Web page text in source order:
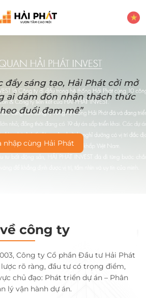
đẩy sáng tạo, Hải Phát cởi mở
ai dám đón nhận thách thức
đuổi đam mê”
nhập cùng Hải Phát
công ty
Công ty Cổ phần Đầu tư Hải Phát
rõ ràng, đầu tư có trọng điểm,
chủ đạo: Phát triển dự án – Phân
lý vận hành dự án.